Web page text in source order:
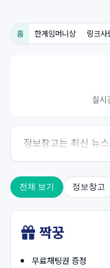
홈 한게임머니상 링크사
실시
정보창고는 최신 뉴
한 신뢰성 있는
전체 보기 정보창고
짝꿍
무료채팅권 증정